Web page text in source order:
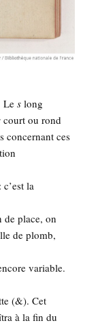
Les long
court ou rond
concer­nant ces
la
de place, on
de plomb,
variable.
(&). Cet
à la fin du